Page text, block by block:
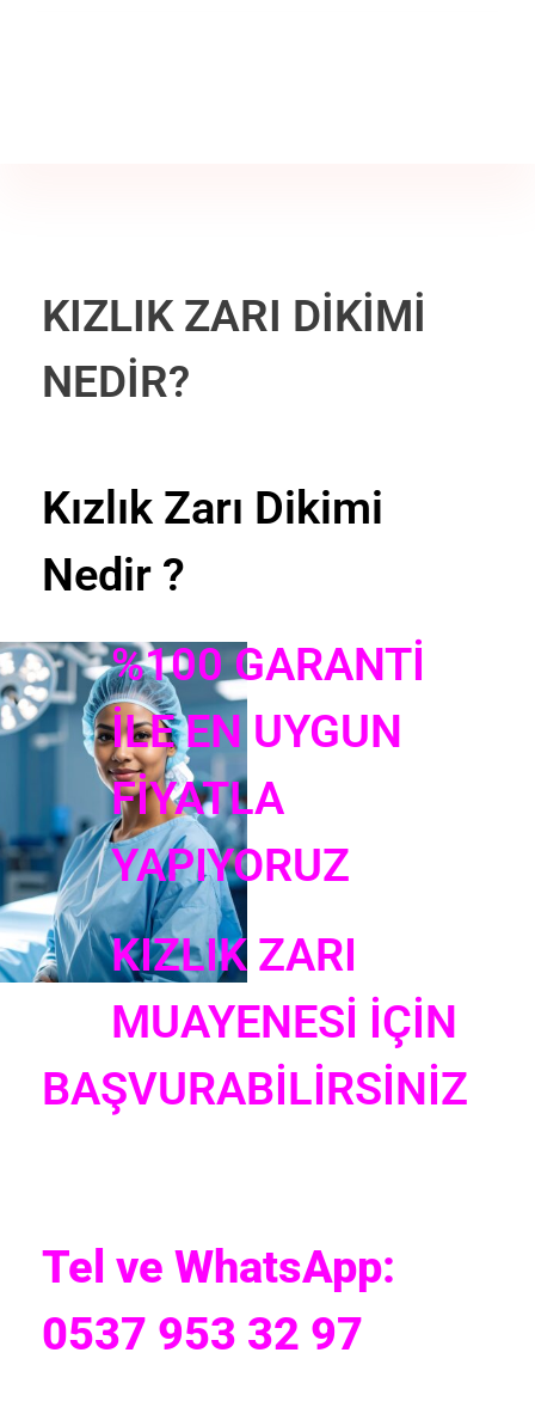
KIZLIK ZARI DİKİMİ
NEDİR?
Kızlık Zarı Dikimi
Nedir ?
%100 GARANTİ
İLE EN UYGUN
FİYATLA
YAPIYORUZ
KIZLIK ZARI
MUAYENESİ İÇİN
BAŞVURABİLİRSİNİZ
Tel ve WhatsApp:
0537 953 32 97